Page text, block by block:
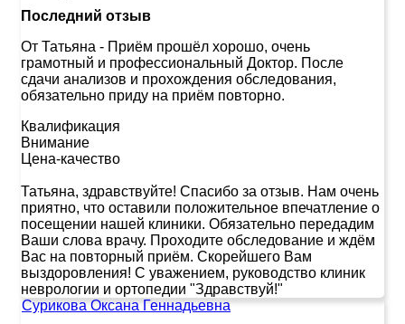
Последний отзыв
От Татьяна - Приём прошёл хорошо, очень
грамотный и профессиональный Доктор. После
сдачи анализов и прохождения обследования,
обязательно приду на приём повторно.
Квалификация
Внимание
Цена-качество
Татьяна, здравствуйте! Спасибо за отзыв. Нам очень
приятно, что оставили положительное впечатление о
посещении нашей клиники. Обязательно передадим
Ваши слова врачу. Проходите обследование и ждём
Вас на повторный приём. Скорейшего Вам
выздоровления! С уважением, руководство клиник
неврологии и ортопедии "Здравствуй!"
Сурикова Оксана Геннадьевна